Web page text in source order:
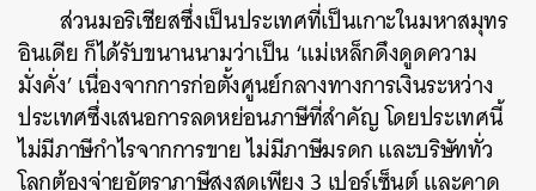
ส่วนมอริเชียสซึ่งเป็นประเทศที่เป็นเกาะในมหาสมุทร
อินเดีย ก็ได้รับขนานนามว่าเป็น ‘แม่เหล็กดึงดูดความ
มั่งคั่ง’ เนื่องจากการก่อตั้งศูนย์กลางทางการเงินระหว่าง
ประเทศซึ่งเสนอการลดหย่อนภาษีที่สำคัญ โดยประเทศนี้
ไม่มีภาษีกำไรจากการขาย ไม่มีภาษีมรดก และบริษัททั่ว
โลกต้องจ่ายอัตราภาษีสูงสุดเพียง 3 เปอร์เซ็นต์ และคาด